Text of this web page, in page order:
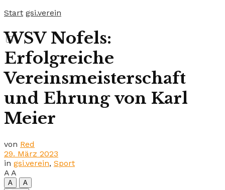
Start gsi.verein
WSV Nofels:
Erfolgreiche
Vereinsmeisterschaft
und Ehrung von Karl
Meier
von Red
29. März 2023
in gsi.verein, Sport
A A
A
A